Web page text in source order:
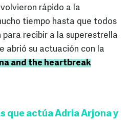
rápido a la
tiempo hasta que todos
para recibir a la superestrella
abrió su actuación con la
and the heartbreak
que actúa Adria Arjona y